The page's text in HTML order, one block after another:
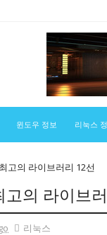
윈도우 정보 리눅스
고의 라이브러리 12선
의 라이브
리눅스